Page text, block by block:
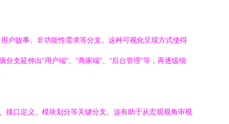
户故事、非功能性需求等分支。这种可视化呈现方式使得
支延伸出“用户端”、“商家端”、“后台管理”等，再逐级细
接口定义、模块划分等关键分支。这有助于从宏观视角审视